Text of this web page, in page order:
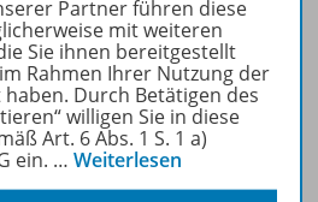
Partner führen diese
mit weiteren
Sie ihnen bereitgestellt
Rahmen Ihrer Nutzung der
Durch Betätigen des
willigen Sie in diese
Art. 6 Abs. 1 S. 1 a)
ein. … Weiterlesen